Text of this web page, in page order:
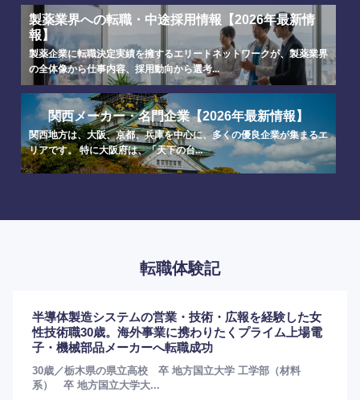
海外
製薬業界への転職・中途採用情報【2026年最新情
報】
製薬企業に転職決定実績を擁するエリートネットワークが、製薬業界
の全体像から仕事内容、採用動向から選考...
関西メーカー・名門企業【2026年最新情報】
関西地方は、大阪、京都、兵庫を中心に、多くの優良企業が集まるエ
リアです。 特に大阪府は、「天下の台...
転職体験記
半導体製造システムの営業・技術・広報を経験した女
性技術職30歳。海外事業に携わりたくプライム上場電
子・機械部品メーカーへ転職成功
30歳／栃木県の県立高校 卒 地方国立大学 工学部（材料
系） 卒 地方国立大学大...